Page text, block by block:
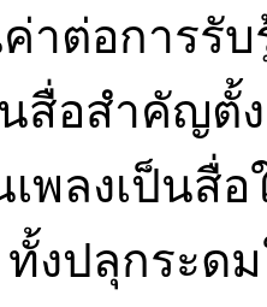
าต่อการรับ
นสื่อสำคัญ
เพลงเป็นสื่
งปลุกระด